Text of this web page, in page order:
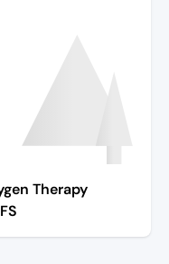
Therapy